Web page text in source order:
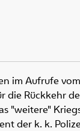
im Aufrufe
die Rückkehr
"weitere"
der k. k.